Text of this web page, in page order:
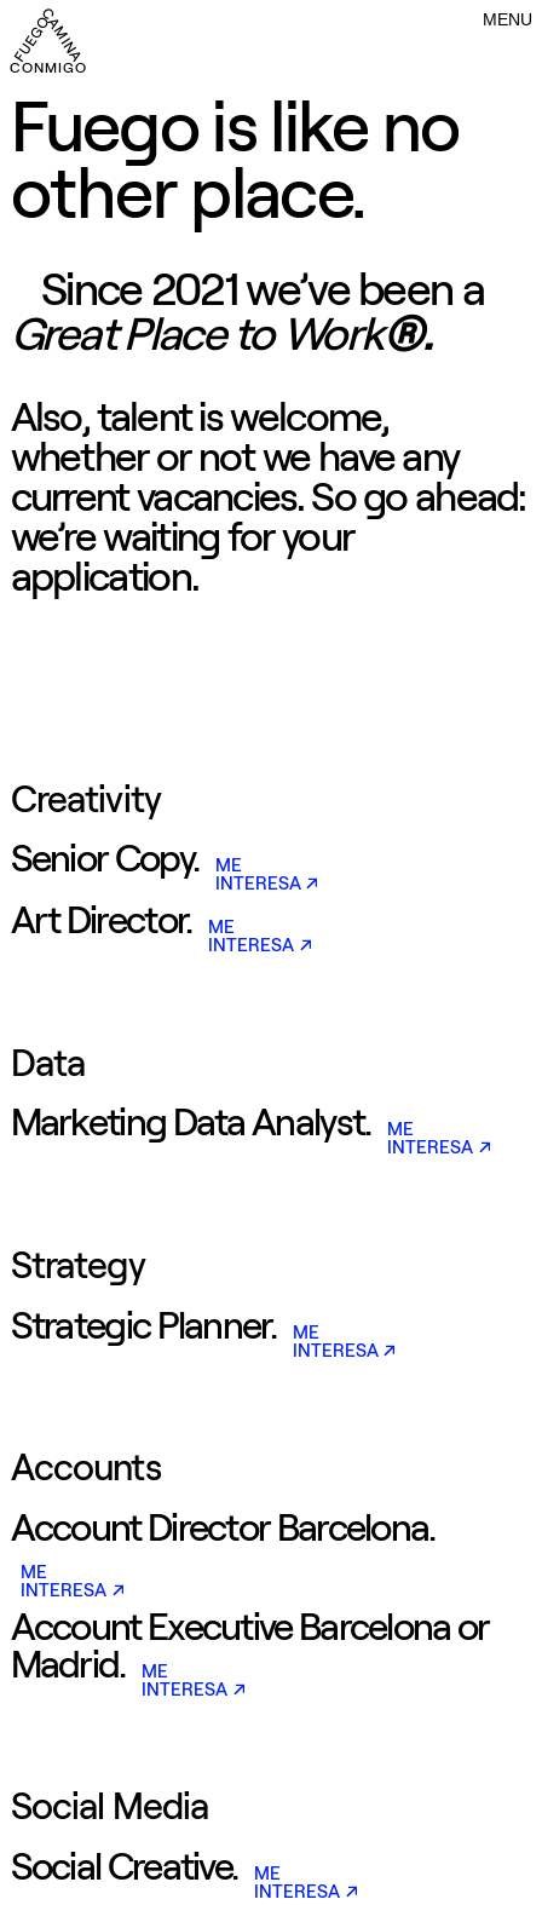
MENU
CAMINA CONMIGO FUEGO CAMINA CONMIGO FUEGO
CONMIGO FUEGO CAMINA CONMIGO FUEGO CAMINA CONMIGO
Fuego is like no
other place.
Since 2021 we’ve been a
Great Place to Work®.
Also, talent is welcome,
whether or not we have any
current vacancies. So go ahead:
we’re waiting for your
application.
Creativity
Senior Copy.
ME
INTERESA
Art Director.
ME
INTERESA
Data
Marketing Data Analyst.
ME
INTERESA
Strategy
Strategic Planner.
ME
INTERESA
Accounts
Account Director Barcelona.
ME
INTERESA
Account Executive Barcelona or
Madrid.
ME
INTERESA
Social Media
Social Creative.
ME
INTERESA